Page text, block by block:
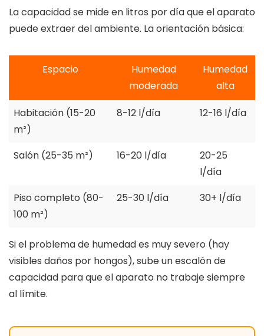
La capacidad se mide en litros por día que el aparato
puede extraer del ambiente. La orientación básica:
Espacio
Humedad
moderada
Humedad
alta
Habitación (15-20
m²)
8-12 l/día 12-16 l/día
Salón (25-35 m²) 16-20 l/día
20-25
l/día
Piso completo (80-
100 m²)
25-30 l/día 30+ l/día
Si el problema de humedad es muy severo (hay
visibles daños por hongos), sube un escalón de
capacidad para que el aparato no trabaje siempre
al límite.